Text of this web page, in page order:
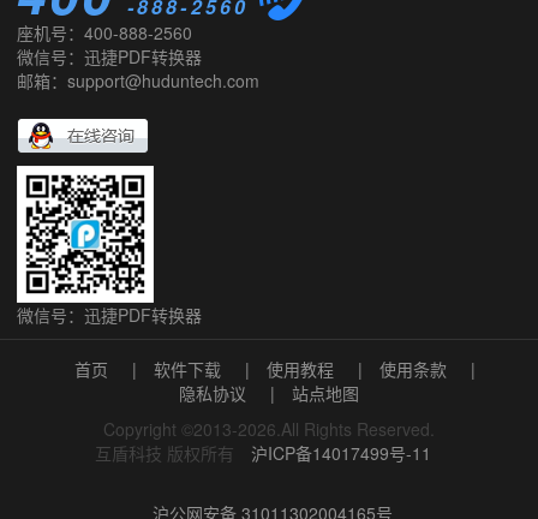
-888-2560
座机号：400-888-2560
微信号：迅捷PDF转换器
邮箱：support@huduntech.com
微信号：迅捷PDF转换器
首页 | 软件下载 | 使用教程 | 使用条款
|
隐私协议
|
站点地图
Copyright ©2013-2026.All Rights Reserved.
互盾科技 版权所有
沪ICP备14017499号-11
沪公网安备 31011302004165号